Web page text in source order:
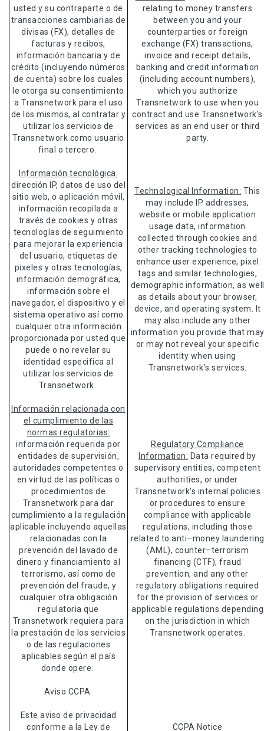
usted y su contraparte o de
transacciones cambiarias de
divisas (FX), detalles de
facturas y recibos,
información bancaria y de
crédito (incluyendo números
de cuenta) sobre los cuales
le otorga su consentimiento
a Transnetwork para el uso
de los mismos, al contratar y
utilizar los servicios de
Transnetwork como usuario
final o tercero.
relating to money transfers
between you and your
counterparties or foreign
exchange (FX) transactions,
invoice and receipt details,
banking and credit information
(including account numbers),
which you authorize
Transnetwork to use when you
contract and use Transnetwork’s
services as an end user or third
party.
Información tecnológica:
dirección IP, datos de uso del
sitio web, o aplicación móvil,
información recopilada a
través de cookies y otras
tecnologías de seguimiento
para mejorar la experiencia
del usuario, etiquetas de
pixeles y otras tecnologías,
información demográfica,
información sobre el
navegador, el dispositivo y el
sistema operativo así como
cualquier otra información
proporcionada por usted que
puede o no revelar su
identidad especifica al
utilizar los servicios de
Transnetwork.
Technological Information: This
may include IP addresses,
website or mobile application
usage data, information
collected through cookies and
other tracking technologies to
enhance user experience, pixel
tags and similar technologies,
demographic information, as well
as details about your browser,
device, and operating system. It
may also include any other
information you provide that may
or may not reveal your specific
identity when using
Transnetwork’s services.
Información relacionada con
el cumplimiento de las
normas regulatorias:
información requerida por
entidades de supervisión,
autoridades competentes o
en virtud de las políticas o
procedimientos de
Transnetwork para dar
cumplimiento a la regulación
aplicable incluyendo aquellas
relacionadas con la
prevención del lavado de
dinero y financiamiento al
terrorismo, así como de
prevención del fraude, y
cualquier otra obligación
regulatoria que
Transnetwork requiera para
la prestación de los servicios
o de las regulaciones
aplicables según el país
donde opere.
Regulatory Compliance
Information: Data required by
supervisory entities, competent
authorities, or under
Transnetwork’s internal policies
or procedures to ensure
compliance with applicable
regulations, including those
related to anti–money laundering
(AML), counter–terrorism
financing (CTF), fraud
prevention, and any other
regulatory obligations required
for the provision of services or
applicable regulations depending
on the jurisdiction in which
Transnetwork operates.
Aviso CCPA
Este aviso de privacidad
conforme a la Ley de
CCPA Notice